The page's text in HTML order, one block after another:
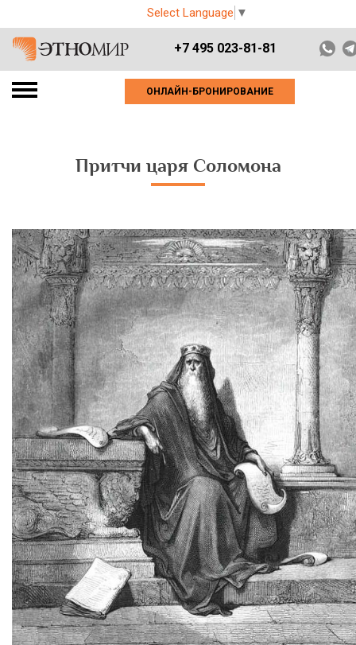
Select Language ▼
+7 495 023-81-81
ОНЛАЙН-БРОНИРОВАНИЕ
Притчи царя Соломона